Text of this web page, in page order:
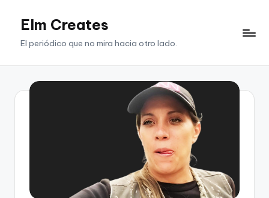
SaltarElm Creates
El periódico que no mira hacia otro lado.